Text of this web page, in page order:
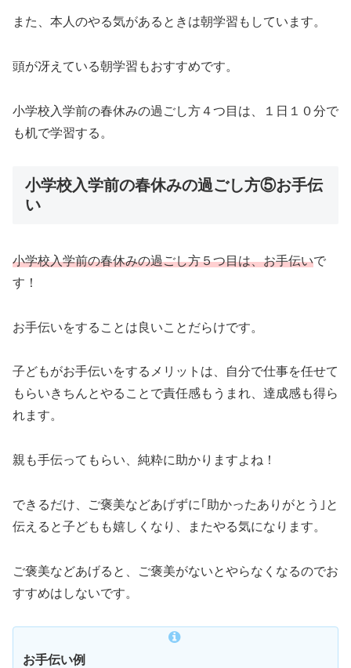
また、本人のやる気があるときは朝学習もしています。
頭が冴えている朝学習もおすすめです。
小学校入学前の春休みの過ごし方４つ目は、１日１０分で
も机で学習する。
小学校入学前の春休みの過ごし方⑤お手伝
い
小学校入学前の春休みの過ごし方５つ目は、お手伝いで
す！
お手伝いをすることは良いことだらけです。
子どもがお手伝いをするメリットは、自分で仕事を任せて
もらいきちんとやることで責任感もうまれ、達成感も得ら
れます。
親も手伝ってもらい、純粋に助かりますよね！
できるだけ、ご褒美などあげずに｢助かったありがとう｣と
伝えると子どもも嬉しくなり、またやる気になります。
ご褒美などあげると、ご褒美がないとやらなくなるのでお
すすめはしないです。
お手伝い例